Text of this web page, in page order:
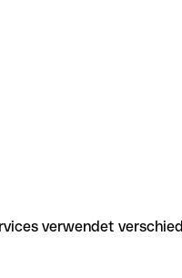
verwendet